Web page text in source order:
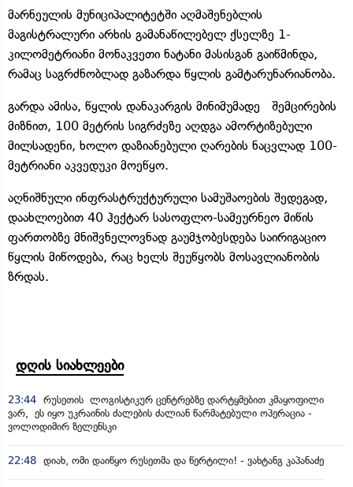
მარნეულის მუნიციპალიტეტში აღმაშენებლის
მაგისტრალური არხის გამანაწილებელ ქსელზე 1-
კილომეტრიანი მონაკვეთი ნატანი მასისგან გაიწმინდა,
რამაც საგრძნობლად გაზარდა წყლის გამტარუნარიანობა.
გარდა ამისა, წყლის დანაკარგის მინიმუმადე შემცირების
მიზნით, 100 მეტრის სიგრძეზე აღდგა ამორტიზებული
მილსადენი, ხოლო დაზიანებული ღარების ნაცვლად 100-
მეტრიანი აკვედუკი მოეწყო.
აღნიშნული ინფრასტრუქტურული სამუშაოების შედეგად,
დაახლოებით 40 ჰექტარ სასოფლო-სამეურნეო მიწის
ფართობზე მნიშვნელოვნად გაუმჯობესდება საირიგაციო
წყლის მიწოდება, რაც ხელს შეუწყობს მოსავლიანობის
ზრდას.
დღის სიახლეები
23:44 რუსეთის ლოგისტიკურ ცენტრებზე დარტყმებით კმაყოფილი
ვარ, ეს იყო უკრაინის ძალების ძალიან წარმატებული ოპერაცია -
ვოლოდიმირ ზელენსკი
22:48 დიახ, ომი დაიწყო რუსეთმა და წერტილი! - ვახტანგ კაპანაძე